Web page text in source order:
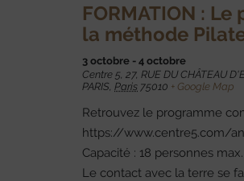
FORMATION :
la méthode
3 octobre - 4 octobre
Centre 5, 27, RUE DU CHÂTEAU
PARIS Paris 75010 + Google Map
Retrouvez le programme
https://www.centre5.com/
Capacité : 18 personnes
Le contact avec la terre se